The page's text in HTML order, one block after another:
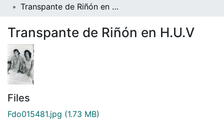
Transpante de Riñón en H.U.V
Transpante de Riñón en H.U.V
Files
Fdo015481.jpg (1.73 MB)